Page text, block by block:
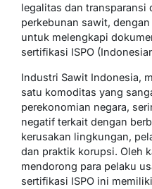
legalitas dan transparansi
perkebunan sawit,
untuk melengkapi
sertifikasi ISPO
Industri Sawit Indonesia,
satu komoditas yang
perekonomian negara,
negatif terkait dengan
kerusakan lingkungan,
dan praktik korupsi. Oleh
mendorong para pelaku
sertifikasi ISPO ini